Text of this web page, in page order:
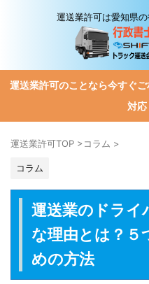
運送業許可は愛知県
運送業許可のことなら今すぐ
対応
運送業許可TOP >コラム >
コラム
運送業のドライ
な理由とは？５
めの方法